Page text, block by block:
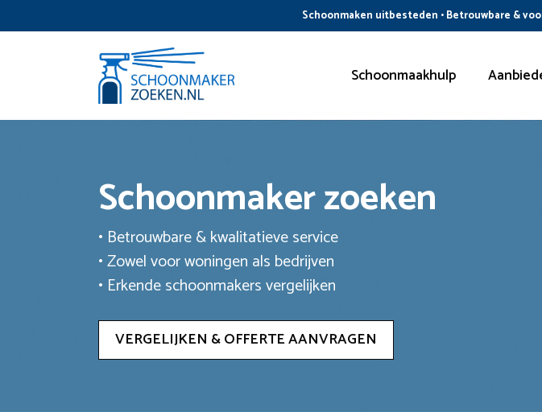
naar
Schoonmaken uitbesteden • Betrouwbare &
Schoonmaakhulp
Schoonmaker zoeken
• Betrouwbare & kwalitatieve service
• Zowel voor woningen als bedrijven
• Erkende schoonmakers vergelijken
VERGELIJKEN & OFFERTE AANVRAGEN